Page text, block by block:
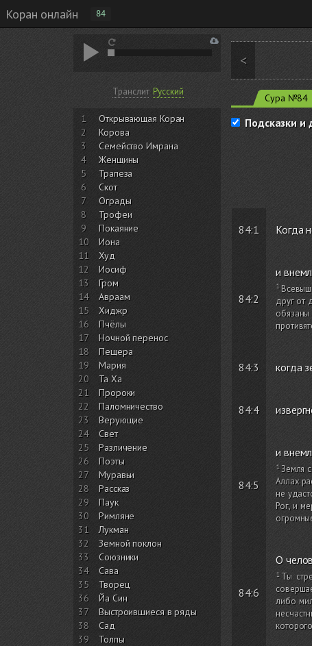
Коран онлайн 84
Транслит Русский
1
Открывающая Коран
2
Корова
3
Семейство Имрана
4
Женщины
5
Трапеза
6
Скот
7
Ограды
8
Трофеи
9
Покаяние
10
Иона
11
Худ
12
Иосиф
13
Гром
14
Авраам
15
Хиджр
16
Пчёлы
17
Ночной перенос
18
Пещера
19
Мария
20
Та Ха
21
Пророки
22
Паломничество
23
Верующие
24
Свет
25
Различение
26
Поэты
27
Муравьи
28
Рассказ
29
Паук
30
Римляне
31
Лукман
32
Земной поклон
33
Союзники
34
Сава
35
Творец
36
Йа Син
37
Выстроившиеся в ряды
38
Сад
39
Толпы
<
Сура №84
Подсказки и
84:1 Когда
84:2
и
друг от
84:3 когда
84:4
84:5
и
Земля
Аллах
не
Рог, и
84:6
О
Ты
либо